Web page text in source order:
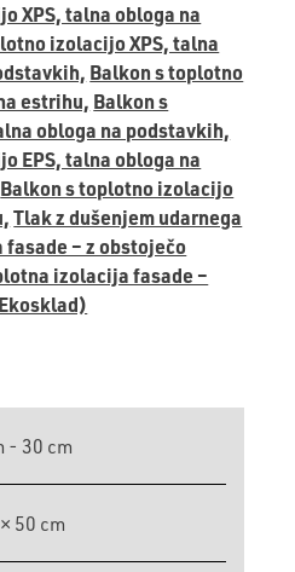
XPS, talna obloga na
izolacijo XPS, talna
Balkon s toplotno
estrihu, Balkon s
obloga na podstavkih,
EPS, talna obloga na
Balkon s toplotno izolacijo
Tlak z dušenjem udarnega
– z obstoječo
izolacija fasade –
- 30 cm
50 cm